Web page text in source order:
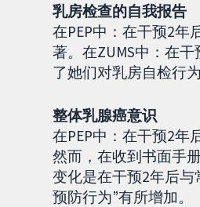
乳房检查的自我报告
在PEP中：在干预2
著。在ZUMS中：在
了她们对乳房自检行
整体乳腺癌意识
在PEP中：在干预2年
然而，在收到书面手
变化是在干预2年后与
预防行为”有所增加。